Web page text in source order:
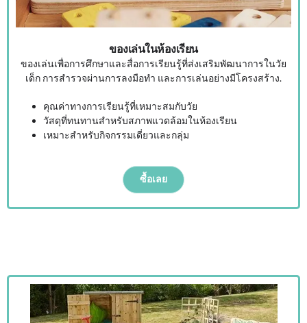
ของเล่นในห้องเรียน
ของเล่นเพื่อการศึกษาและสื่อการเรียนรู้ที่ส่งเสริมพัฒนาการในวัย
เด็ก การสำรวจผ่านการลงมือทำ และการเล่นอย่างมีโครงสร้าง.
คุณค่าทางการเรียนรู้ที่เหมาะสมกับวัย
วัสดุที่ทนทานสำหรับสภาพแวดล้อมในห้องเรียน
เหมาะสำหรับกิจกรรมเดี่ยวและกลุ่ม
ซื้อเลย